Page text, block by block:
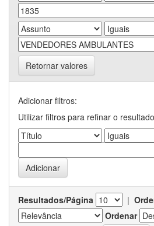
Retornar valores
Adicionar filtros:
Utilizar filtros para refinar o
Resultados/Página |
Ordenar